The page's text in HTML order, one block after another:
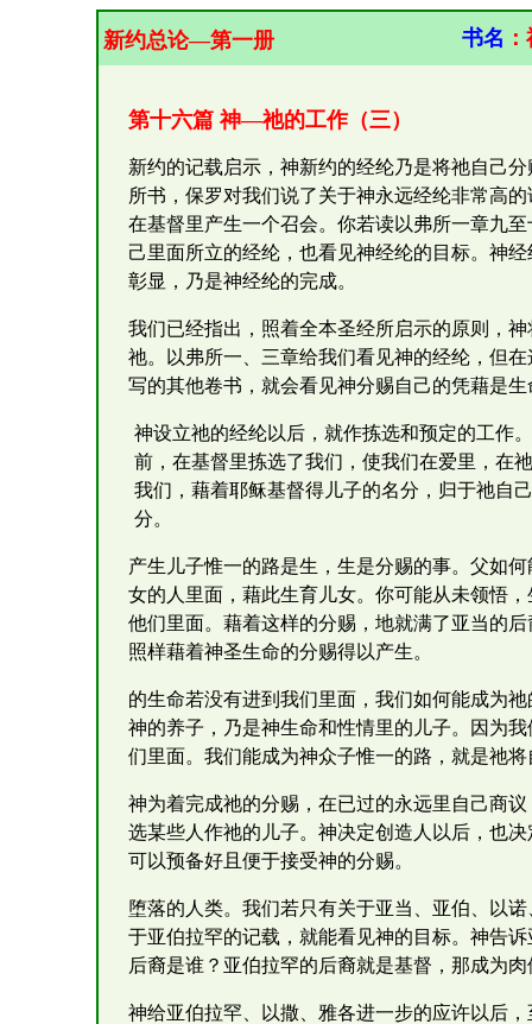
新约总论—第一册 书名 ：
第十六篇 神—祂的工作（三）
新约的记载启示，神新约的经纶乃是将祂自己
所书，保罗对我们说了关于神永远经纶非常高
在基督里产生一个召会。你若读以弗所一章九
己里面所立的经纶，也看见神经纶的目标。神
彰显，乃是神经纶的完成。
我们已经指出，照着全本圣经所启示的原则，
祂。以弗所一、三章给我们看见神的经纶，但
写的其他卷书，就会看见神分赐自己的凭藉是
神设立祂的经纶以后，就作拣选和预定的工作
前，在基督里拣选了我们，使我们在爱里，在
我们，藉着耶稣基督得儿子的名分，归于祂自
分。
产生儿子惟一的路是生，生是分赐的事。父如
女的人里面，藉此生育儿女。你可能从未领悟
他们里面。藉着这样的分赐，地就满了亚当的
照样藉着神圣生命的分赐得以产生。
的生命若没有进到我们里面，我们如何能成为
神的养子，乃是神生命和性情里的儿子。因为
们里面。我们能成为神众子惟一的路，就是祂
神为着完成祂的分赐，在已过的永远里自己商
选某些人作祂的儿子。神决定创造人以后，也
可以预备好且便于接受神的分赐。
堕落的人类。我们若只有关于亚当、亚伯、以
于亚伯拉罕的记载，就能看见神的目标。神告
后裔是谁？亚伯拉罕的后裔就是基督，那成为
神给亚伯拉罕、以撒、雅各进一步的应许以后